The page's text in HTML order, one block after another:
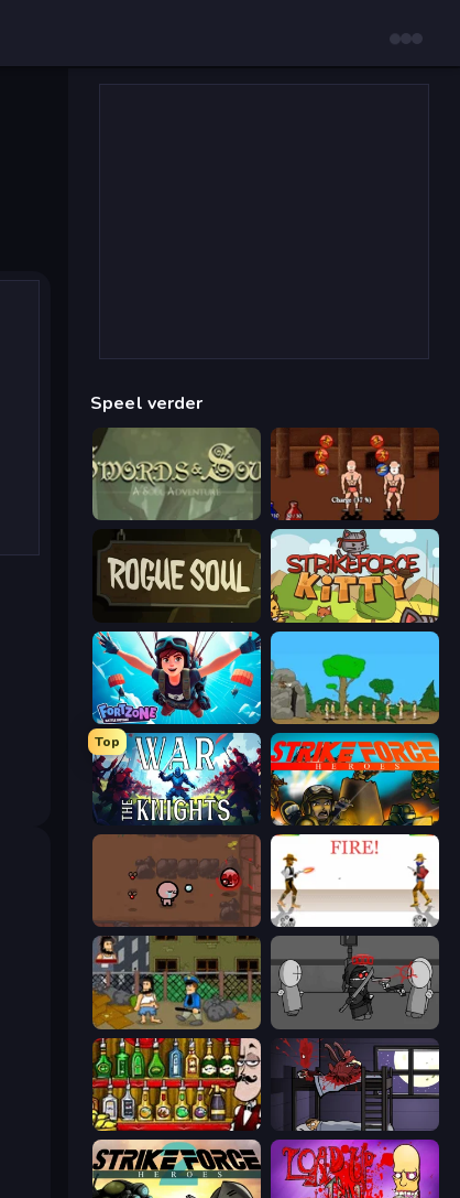
Speel verder
Swords & Souls Swords and Sandals 2
Rogue Soul 2 StrikeForce Kitty
Fortzone Battle Royale Age Of War
Top
War the Knights Strike Force Heroes
Gunblood
Hobo Madness Project Nexus
Bartender The Right Mix The Visitor